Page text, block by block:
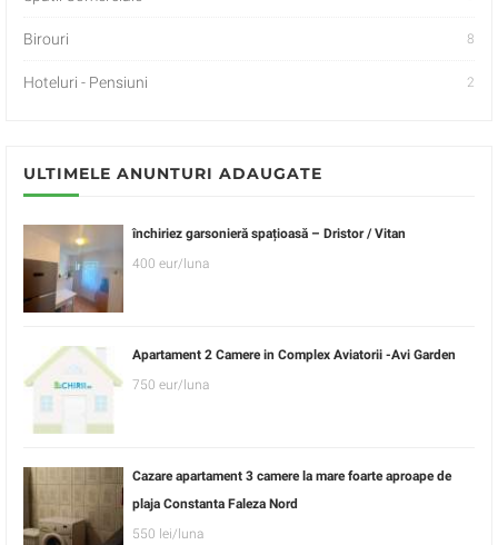
Birouri 8
Hoteluri - Pensiuni 2
ULTIMELE ANUNTURI ADAUGATE
închiriez garsonieră spațioasă – Dristor / Vitan
400 eur/luna
Apartament 2 Camere in Complex Aviatorii -Avi Garden
750 eur/luna
Cazare apartament 3 camere la mare foarte aproape de
plaja Constanta Faleza Nord
550 lei/luna